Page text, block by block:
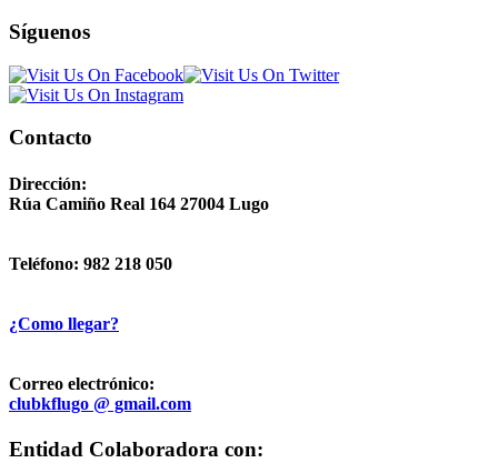
Síguenos
Contacto
Dirección:
Rúa Camiño Real 164 27004 Lugo
Teléfono: 982 218 050
¿Como llegar?
Correo electrónico:
clubkflugo @ gmail.com
Entidad Colaboradora con: